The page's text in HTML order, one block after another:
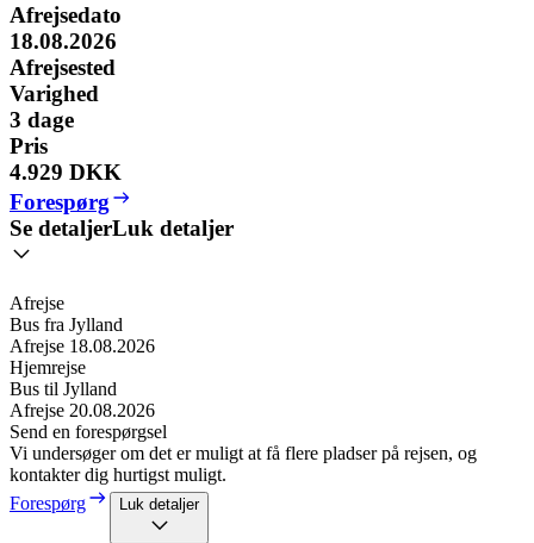
Afrejsedato
18.08.2026
Afrejsested
Varighed
3 dage
Pris
4.929 DKK
Forespørg
Se detaljerLuk detaljer
Afrejse
Bus fra Jylland
Afrejse 18.08.2026
Hjemrejse
Bus til Jylland
Afrejse 20.08.2026
Send en forespørgsel
Vi undersøger om det er muligt at få flere pladser på rejsen, og
kontakter dig hurtigst muligt.
Forespørg
Luk detaljer